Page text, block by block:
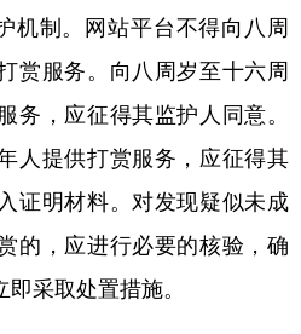
制。网站平台不得向八周
赏服务。向八周岁至十六周
务，应征得其监护人同意。
人提供打赏服务，应征得其
证明材料。对发现疑似未成
的，应进行必要的核验，确
采取处置措施。